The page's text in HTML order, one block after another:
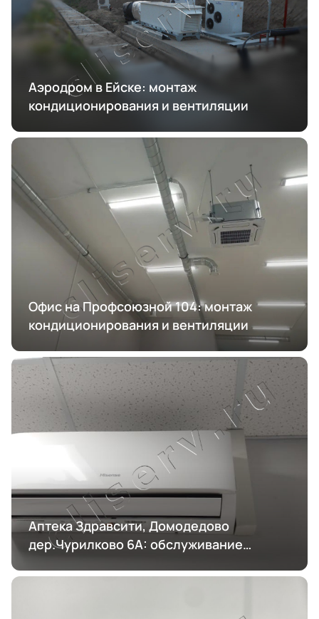
Аэродром в Ейске: монтаж
кондиционирования и вентиляции
Офис на Профсоюзной 104: монтаж
кондиционирования и вентиляции
Аптека Здравсити, Домодедово
дер.Чурилково 6А: обслуживание